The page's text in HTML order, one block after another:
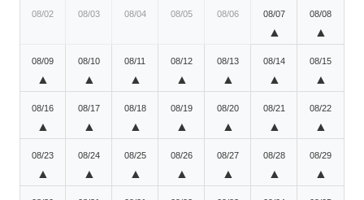
08/02 08/03 08/04 08/05 08/06 08/07
▲
08/08
▲
08/09
▲
08/10
▲
08/11
▲
08/12
▲
08/13
▲
08/14
▲
08/15
▲
08/16
▲
08/17
▲
08/18
▲
08/19
▲
08/20
▲
08/21
▲
08/22
▲
08/23
▲
08/24
▲
08/25
▲
08/26
▲
08/27
▲
08/28
▲
08/29
▲